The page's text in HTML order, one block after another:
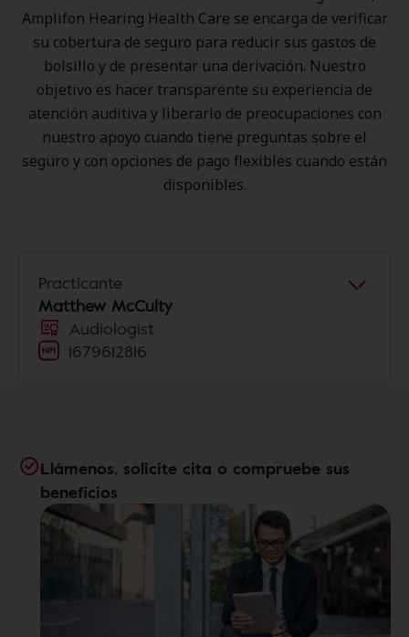
Amplifon Hearing Health Care se encarga de verificar
su cobertura de seguro para reducir sus gastos de
bolsillo y de presentar una derivación. Nuestro
objetivo es hacer transparente su experiencia de
atención auditiva y liberarlo de preocupaciones con
nuestro apoyo cuando tiene preguntas sobre el
seguro y con opciones de pago flexibles cuando están
disponibles.
Practicante
Matthew McCulty
Audiologist
1679612816
Llámenos, solicite cita o compruebe sus
beneficios